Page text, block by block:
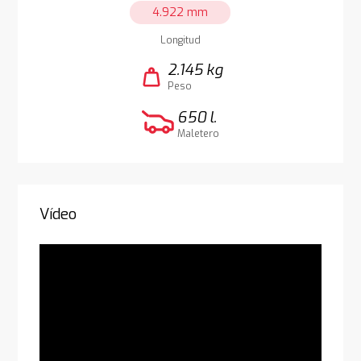
4.922 mm
Longitud
weight 2.145 kg
Peso
650 l.
Maletero
Vídeo